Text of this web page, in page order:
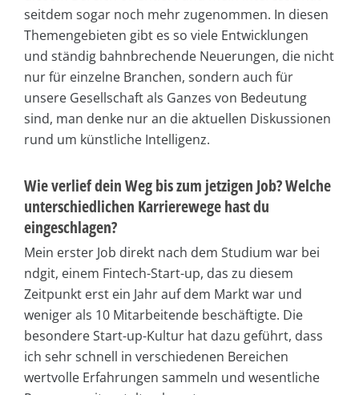
seitdem sogar noch mehr zugenommen. In diesen
Themengebieten gibt es so viele Entwicklungen
und ständig bahnbrechende Neuerungen, die nicht
nur für einzelne Branchen, sondern auch für
unsere Gesellschaft als Ganzes von Bedeutung
sind, man denke nur an die aktuellen Diskussionen
rund um künstliche Intelligenz.
Wie verlief dein Weg bis zum jetzigen Job? Welche
unterschiedlichen Karrierewege hast du
eingeschlagen?
Mein erster Job direkt nach dem Studium war bei
ndgit, einem Fintech-Start-up, das zu diesem
Zeitpunkt erst ein Jahr auf dem Markt war und
weniger als 10 Mitarbeitende beschäftigte. Die
besondere Start-up-Kultur hat dazu geführt, dass
ich sehr schnell in verschiedenen Bereichen
wertvolle Erfahrungen sammeln und wesentliche